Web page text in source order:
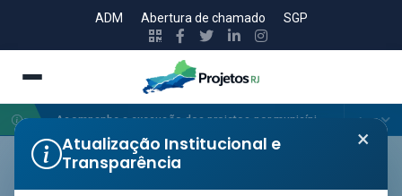
ADM Abertura de chamado SGP
×
Atualização Institucional e
Transparência